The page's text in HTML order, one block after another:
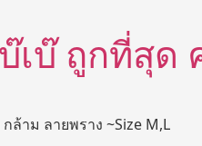
บ๊เบ๊ ถูกที่สุ
ล้าม ลายพราง ~Size M,L